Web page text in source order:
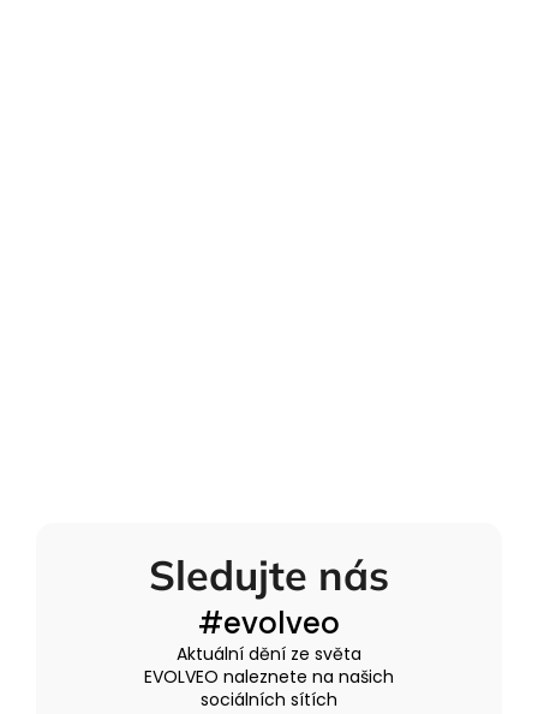
Sledujte nás
#evolveo
Aktuální dění ze světa
EVOLVEO naleznete na našich
sociálních sítích